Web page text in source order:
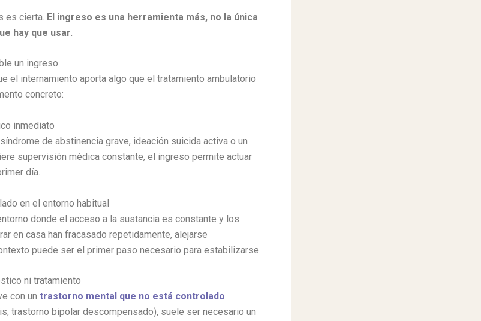
es cierta. El ingreso es una herramienta más, no la única
hay que usar.
un ingreso
el internamiento aporta algo que el tratamiento ambulatorio
concreto:
inmediato
de abstinencia grave, ideación suicida activa o un
supervisión médica constante, el ingreso permite actuar
día.
en el entorno habitual
donde el acceso a la sustancia es constante y los
en casa han fracasado repetidamente, alejarse
puede ser el primer paso necesario para estabilizarse.
ni tratamiento
con un trastorno mental que no está controlado
trastorno bipolar descompensado), suele ser necesario un